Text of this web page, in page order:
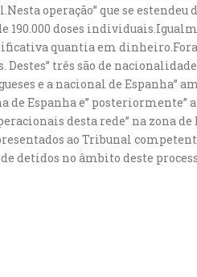
operação” que se estendeu
190.000 doses
quantia em
três são de
e a nacional de Espanha”
Espanha e” posteriormente”
desta rede” na zona de
ao Tribunal
detidos no âmbito deste